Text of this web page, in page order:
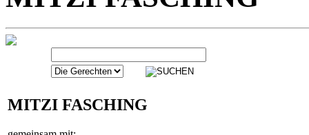
MITZI FASCHING
gemeinsam mit:
Maria Fasching
Fritz Fasching
wirkte in Österreich, 3195